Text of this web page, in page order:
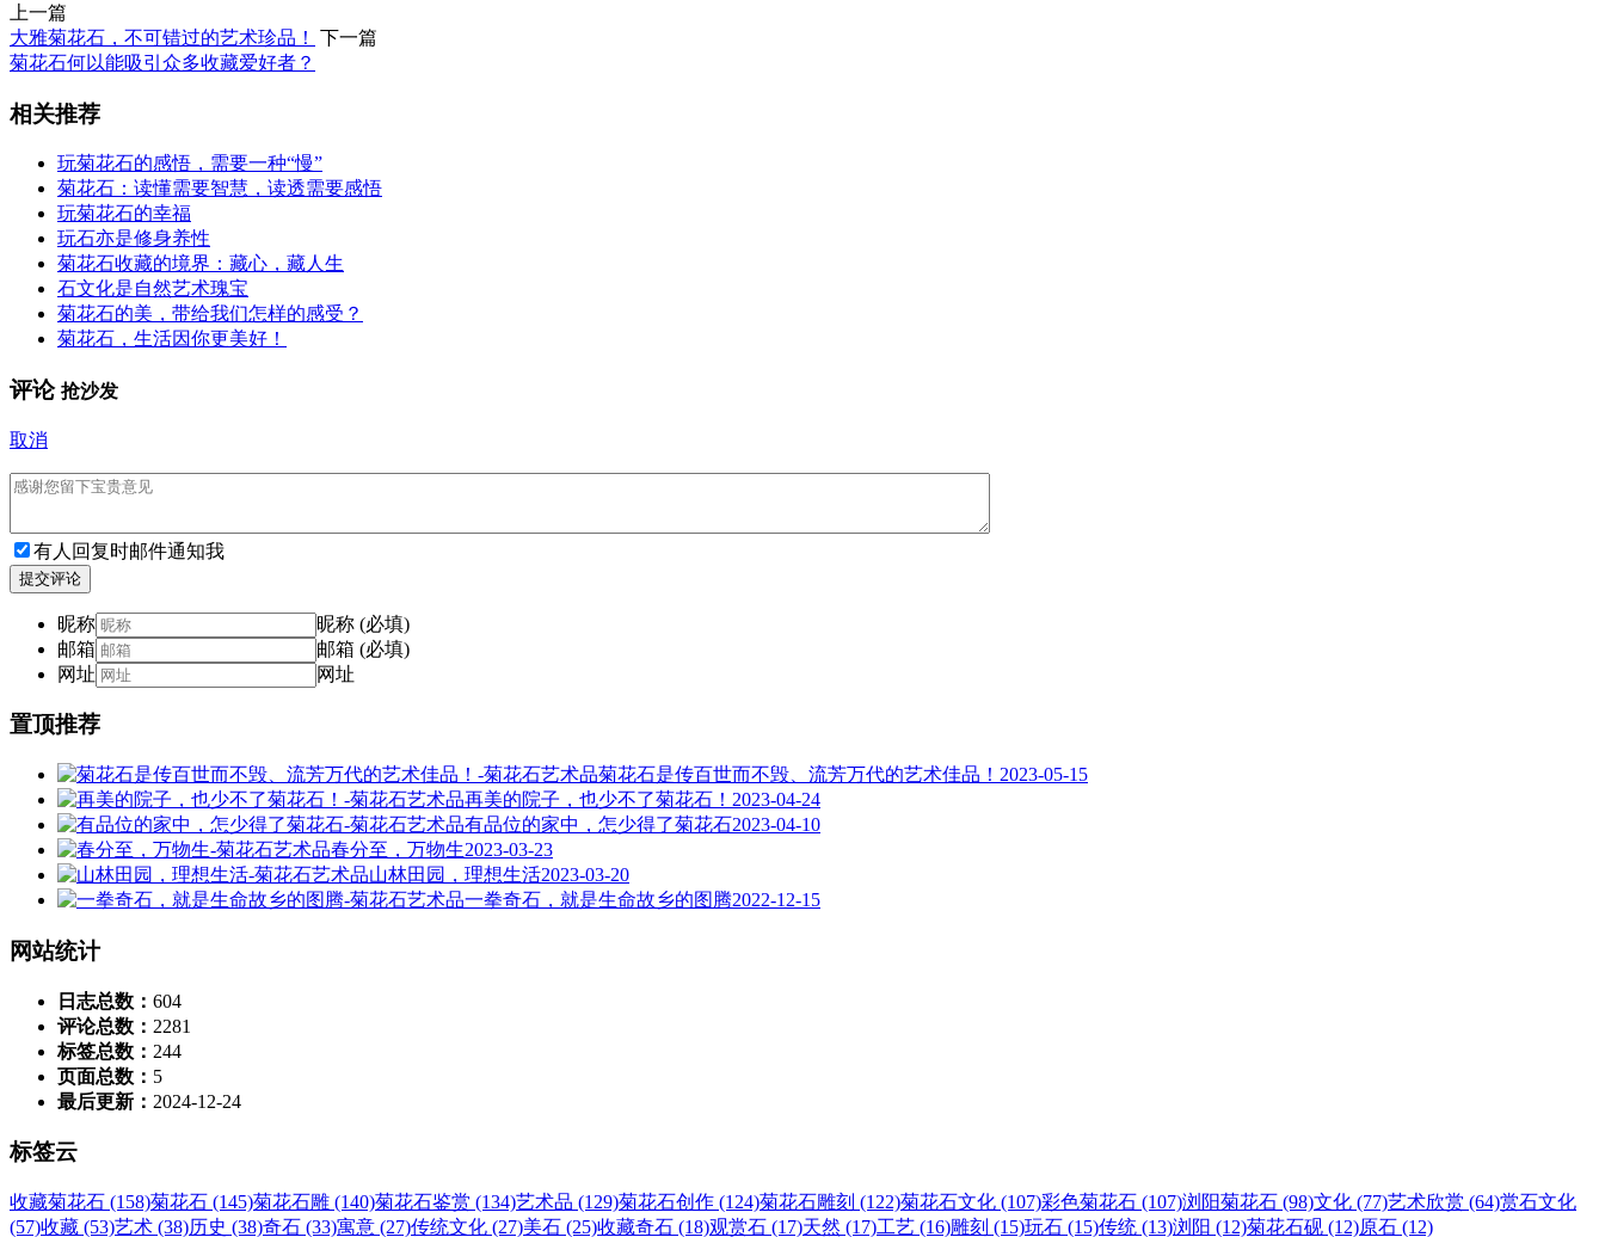
上一篇
大雅菊花石，不可错过的艺术珍品！
下一篇
菊花石何以能吸引众多收藏爱好者？
相关推荐
玩菊花石的感悟，需要一种“慢”
菊花石：读懂需要智慧，读透需要感悟
玩菊花石的幸福
玩石亦是修身养性
菊花石收藏的境界：藏心，藏人生
石文化是自然艺术瑰宝
菊花石的美，带给我们怎样的感受？
菊花石，生活因你更美好！
评论 抢沙发
取消
有人回复时邮件通知我
提交评论
昵称
昵称 (必填)
邮箱
邮箱 (必填)
网址
网址
置顶推荐
菊花石是传百世而不毁、流芳万代的艺术佳品！ 2023-05-15
再美的院子，也少不了菊花石！ 2023-04-24
有品位的家中，怎少得了菊花石2023-04-10
春分至，万物生2023-03-23
山林田园，理想生活2023-03-20
一拳奇石，就是生命故乡的图腾2022-12-15
网站统计
日志总数： 604
评论总数： 2281
标签总数： 244
页面总数： 5
最后更新： 2024-12-24
标签云
收藏菊花石 (158)菊花石 (145)菊花石雕 (140)菊花石鉴赏 (134)艺术品 (129)菊花石创作 (124)菊花石雕刻 (122)菊花石文化 (107)彩色菊花石 (107)浏阳菊花石 (98)文化 (77)艺术欣赏 (64)赏石文化
(57)收藏 (53)艺术 (38)历史 (38)奇石 (33)寓意 (27)传统文化 (27)美石 (25)收藏奇石 (18)观赏石 (17)天然 (17)工艺 (16)雕刻 (15)玩石 (15)传统 (13)浏阳 (12)菊花石砚 (12)原石 (12)